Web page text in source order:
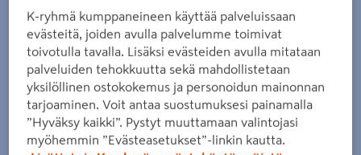
K-ryhmä kumppaneineen käyttää palveluissaan
evästeitä, joiden avulla palvelumme toimivat
toivotulla tavalla. Lisäksi evästeiden avulla mitataan
palveluiden tehokkuutta sekä mahdollistetaan
yksilöllinen ostokokemus ja personoidun mainonnan
tarjoaminen. Voit antaa suostumuksesi painamalla
”Hyväksy kaikki”. Pystyt muuttamaan valintojasi
myöhemmin ”Evästeasetukset”-linkin kautta.